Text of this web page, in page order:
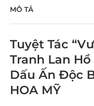
MÔ TẢ
Tuyệt Tác
Tranh Lan
Dấu Ấn Độc
HOA MỸ